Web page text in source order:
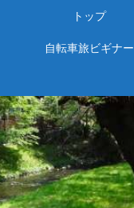
トップ
自転車旅ビギナー